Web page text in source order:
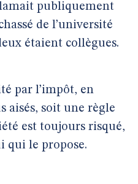
publiquement
de l’université
étaient collègues.
par l’impôt, en
aisés, soit une règle
est toujours risqué,
qui le propose.